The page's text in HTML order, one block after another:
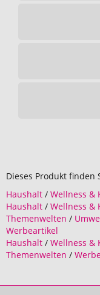
Dieses Produkt finden
Haushalt / Wellness &
Haushalt / Wellness &
Themenwelten /
Werbeartikel
Haushalt / Wellness &
Themenwelten /